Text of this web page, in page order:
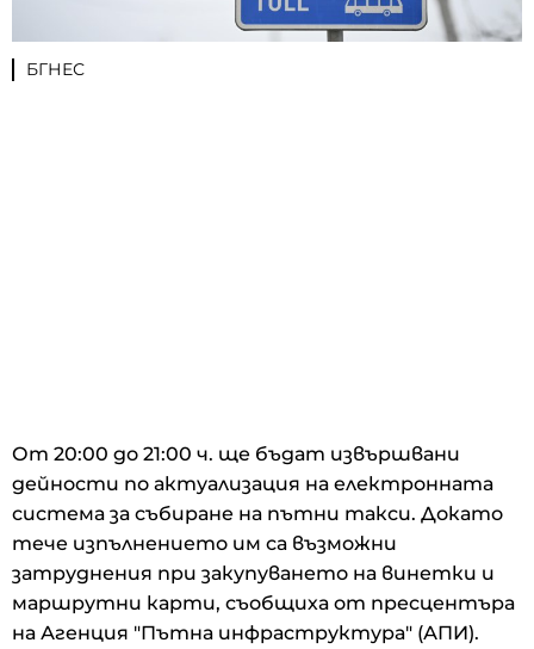
БГНЕС
От 20:00 до 21:00 ч. ще бъдат извършвани
дейности по актуализация на електронната
система за събиране на пътни такси. Докато
тече изпълнението им са възможни
затруднения при закупуването на винетки и
маршрутни карти, съобщиха от пресцентъра
на Агенция "Пътна инфраструктура" (АПИ).